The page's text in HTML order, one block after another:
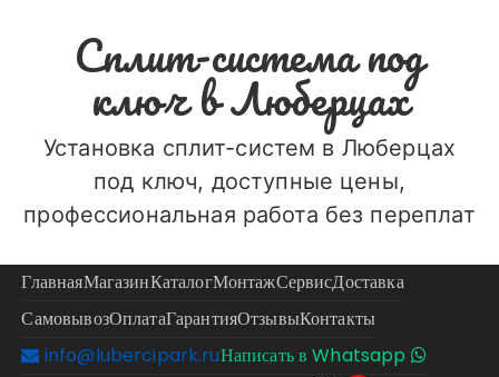
содержимомуСплит-система под
ключ в Люберцах
Установка сплит-систем в Люберцах
под ключ, доступные цены,
профессиональная работа без переплат
ГлавнаяМагазинКаталогМонтажСервисДоставка
СамовывозОплатаГарантияОтзывыКонтакты
info@lubercipark.ruНаписать в Whatsapp